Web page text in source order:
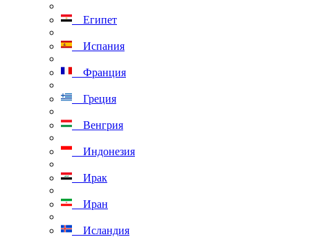
Египет
Испания
Франция
Греция
Венгрия
Индонезия
Ирак
Иран
Исландия